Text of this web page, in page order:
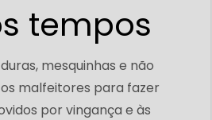
tempos
mesquinhas e não
malfeitores para fazer
por vingança e às